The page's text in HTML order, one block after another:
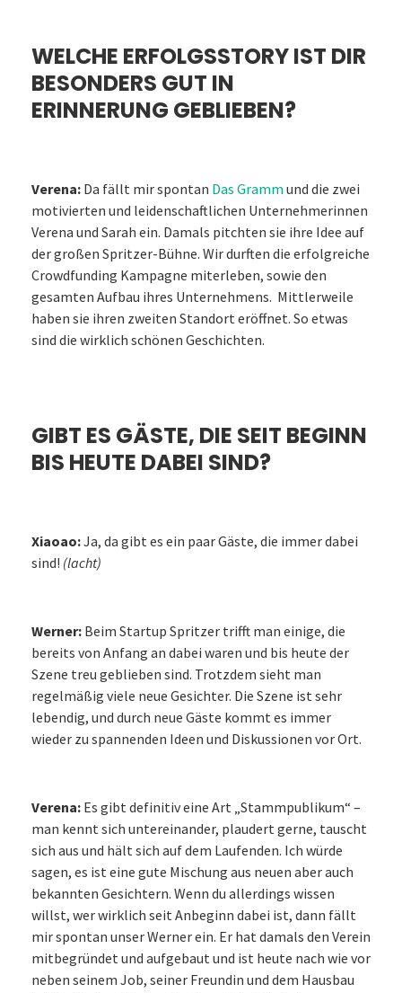
WELCHE ERFOLGSSTORY IST DIR
BESONDERS GUT IN
ERINNERUNG GEBLIEBEN?
Verena: Da fällt mir spontan Das Gramm und die zwei
motivierten und leidenschaftlichen Unternehmerinnen
Verena und Sarah ein. Damals pitchten sie ihre Idee auf
der großen Spritzer-Bühne. Wir durften die erfolgreiche
Crowdfunding Kampagne miterleben, sowie den
gesamten Aufbau ihres Unternehmens. Mittlerweile
haben sie ihren zweiten Standort eröffnet. So etwas
sind die wirklich schönen Geschichten.
GIBT ES GÄSTE, DIE SEIT BEGINN
BIS HEUTE DABEI SIND?
Xiaoao:Ja, da gibt es ein paar Gäste, die immer dabei
sind! (lacht)
Werner: Beim Startup Spritzer trifft man einige, die
bereits von Anfang an dabei waren und bis heute der
Szene treu geblieben sind. Trotzdem sieht man
regelmäßig viele neue Gesichter. Die Szene ist sehr
lebendig, und durch neue Gäste kommt es immer
wieder zu spannenden Ideen und Diskussionen vor Ort.
Verena: Es gibt definitiv eine Art „Stammpublikum“ –
man kennt sich untereinander, plaudert gerne, tauscht
sich aus und hält sich auf dem Laufenden. Ich würde
sagen, es ist eine gute Mischung aus neuen aber auch
bekannten Gesichtern. Wenn du allerdings wissen
willst, wer wirklich seit Anbeginn dabei ist, dann fällt
mir spontan unser Werner ein. Er hat damals den Verein
mitbegründet und aufgebaut und ist heute nach wie vor
neben seinem Job, seiner Freundin und dem Hausbau